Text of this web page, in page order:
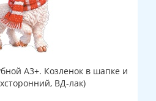
А3+. Козленок в шапке и
ВД-лак)